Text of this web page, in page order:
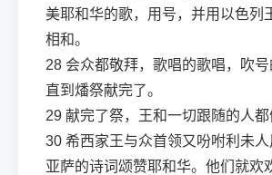
美耶和华的歌，用号，并用以色列
相和。
28 会众都敬拜，歌唱的歌唱，吹
直到燔祭献完了。
29 献完了祭，王和一切跟随的人都
30 希西家王与众首领又吩咐利未
亚萨的诗词颂赞耶和华。他们就欢